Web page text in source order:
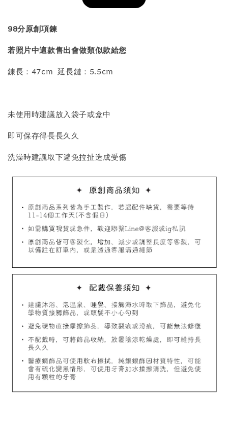
質感飾品收納盒
NT$ 298
- +
加入購物車
飾品禮物盒加價購
98分原創項鍊
若照片中這款售出會做類似款給您
鍊長：47cm 延長鏈：5.5cm
未使用時建議放入袋子或盒中
即可保存得長長久久
洗澡時建議取下避免拉扯造成受傷